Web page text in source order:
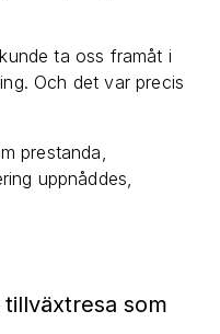
ta oss framåt i
Och det var precis
prestanda,
uppnåddes,
som